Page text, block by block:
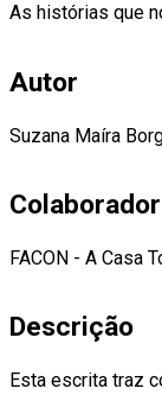
As histórias que
Autor
Suzana Maíra
Colaborador
FACON - A Casa
Descrição
Esta escrita traz